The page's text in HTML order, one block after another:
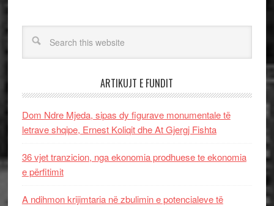
ARTIKUJT E FUNDIT
Dom Ndre Mjeda, sipas dy figurave monumentale të
letrave shqipe, Ernest Koliqit dhe At Gjergj Fishta
36 vjet tranzicion, nga ekonomia prodhuese te ekonomia
e përfitimit
A ndihmon krijimtaria në zbulimin e potencialeve të